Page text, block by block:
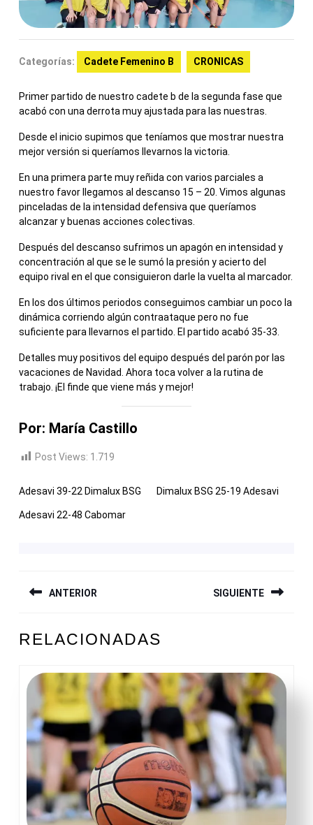
Categorías: Cadete Femenino B CRONICAS
Primer partido de nuestro cadete b de la segunda fase que
acabó con una derrota muy ajustada para las nuestras.
Desde el inicio supimos que teníamos que mostrar nuestra
mejor versión si queríamos llevarnos la victoria.
En una primera parte muy reñida con varios parciales a
nuestro favor llegamos al descanso 15 – 20. Vimos algunas
pinceladas de la intensidad defensiva que queríamos
alcanzar y buenas acciones colectivas.
Después del descanso sufrimos un apagón en intensidad y
concentración al que se le sumó la presión y acierto del
equipo rival en el que consiguieron darle la vuelta al marcador.
En los dos últimos periodos conseguimos cambiar un poco la
dinámica corriendo algún contraataque pero no fue
suficiente para llevarnos el partido. El partido acabó 35-33.
Detalles muy positivos del equipo después del parón por las
vacaciones de Navidad. Ahora toca volver a la rutina de
trabajo. ¡El finde que viene más y mejor!
Por: María Castillo
Post Views: 1.719
Adesavi 39-22 Dimalux BSG Dimalux BSG 25-19 Adesavi
Adesavi 22-48 Cabomar
DE
ANTERIOR
anterior:
SIGUIENTE
entrada:
RELACIONADAS